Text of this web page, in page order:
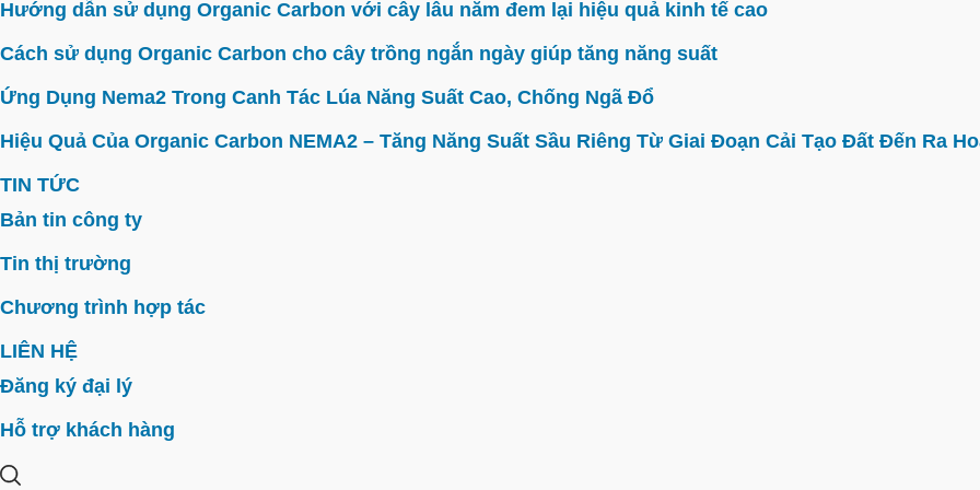
Hướng dẫn sử dụng Organic Carbon với cây lâu năm đem lại hiệu quả kinh tế cao
Cách sử dụng Organic Carbon cho cây trồng ngắn ngày giúp tăng năng suất
Ứng Dụng Nema2 Trong Canh Tác Lúa Năng Suất Cao, Chống Ngã Đổ
Hiệu Quả Của Organic Carbon NEMA2 – Tăng Năng Suất Sầu Riêng Từ Giai Đoạn Cải Tạo Đất Đến Ra
TIN TỨC
Bản tin công ty
Tin thị trường
Chương trình hợp tác
LIÊN HỆ
Đăng ký đại lý
Hỗ trợ khách hàng